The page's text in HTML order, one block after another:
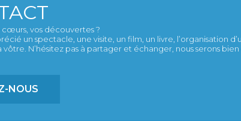
vos découvertes ?
un spectacle, une visite, un film, un livre, l’organisation
vôtre. N’hésitez pas à partager et échanger, nous serons
NOUS